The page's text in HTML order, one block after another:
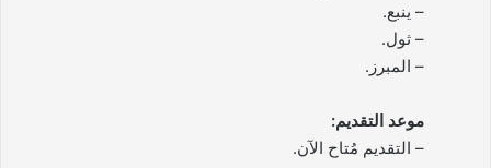
– ينبع.
– ثول.
– المبرز.
موعد التقديم:
– التقديم مُتاح الآن.